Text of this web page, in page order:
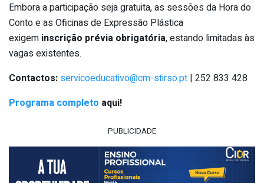
Embora a participação seja gratuita, as sessões da Hora do
Conto e as Oficinas de Expressão Plástica
exigem inscrição prévia obrigatória, estando limitadas às
vagas existentes.
Contactos: servicoeducativo@cm-stirso.pt | 252 833 428
Programa completo aqui!
PUBLICIDADE